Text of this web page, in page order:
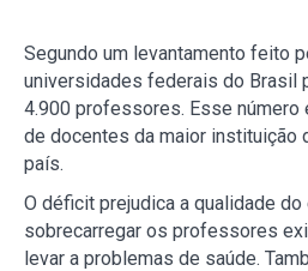
Segundo um levantamento feito
universidades federais do Brasil
4.900 professores. Esse número
de docentes da maior instituição
país.
O déficit prejudica a qualidade do
sobrecarregar os professores
levar a problemas de saúde.